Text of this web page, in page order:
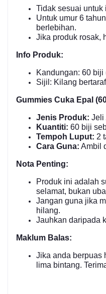
Tidak sesuai untuk
Untuk umur 6
berlebihan.
Jika produk rosak,
Info Produk:
Kandungan: 60
Sijil: Kilang
Gummies Cuka Epal
Jenis Produk: Jeli
Kuantiti: 60 biji
Tempoh Luput: 2
Cara Guna: Ambil
Nota Penting:
Produk ini adalah
selamat, bukan
Jangan guna jika
hilang.
Jauhkan daripada
Maklum Balas:
Jika anda berpuas
lima bintang.